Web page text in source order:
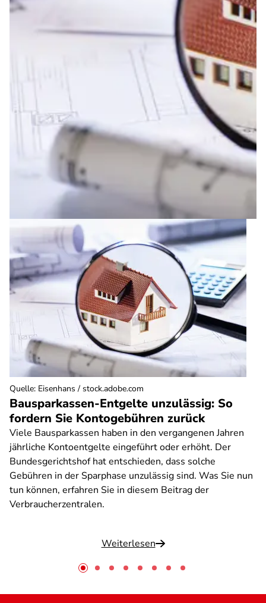
Bausparkassen-Entgelte unzulässig: So
fordern Sie Kontogebühren zurück
Viele Bausparkassen haben in den vergangenen Jahren
jährliche Kontoentgelte eingeführt oder erhöht. Der
Bundesgerichtshof hat entschieden, dass solche
Gebühren in der Sparphase unzulässig sind. Was Sie nun
tun können, erfahren Sie in diesem Beitrag der
Verbraucherzentralen.
Weiterlesen
Quelle: Eisenhans / stock.adobe.com